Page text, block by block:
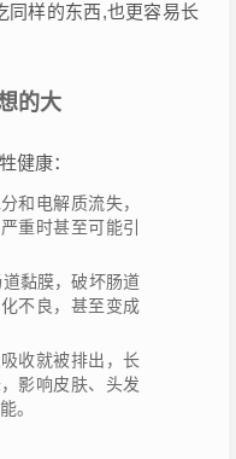
同样的东西,也更容易长
的大
健康：
和电解质流失，
重时甚至可能引
黏膜，破坏肠道
不良，甚至变成
收就被排出，长
影响皮肤、头发
。